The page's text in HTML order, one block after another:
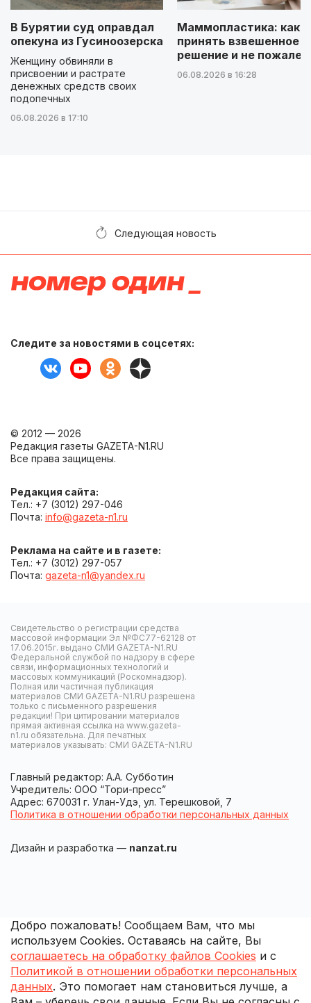
В Бурятии суд оправдал
опекуна из Гусиноозерска
Женщину обвиняли в
присвоении и растрате
денежных средств своих
подопечных
06.08.2026 в 17:10
Маммопластика: как
принять взвешенное
решение и не
06.08.2026 в 16:28
Следующая новость
Следите за новостями в соцсетях:
© 2012 — 2026
Редакция газеты GAZETA-N1.RU
Все права защищены.
Редакция сайта:
Тел.: +7 (3012) 297-046
Почта: info@gazeta-n1.ru
Реклама на сайте и в газете:
Тел.: +7 (3012) 297-057
Почта: gazeta-n1@yandex.ru
Свидетельство о регистрации средства
массовой информации Эл №ФС77-62128 от
17.06.2015г. выдано СМИ GAZETA-N1.RU
Федеральной службой по надзору в сфере
связи, информационных технологий и
массовых коммуникаций (Роскомнадзор).
Полная или частичная публикация
материалов СМИ GAZETA-N1.RU разрешена
только с письменного разрешения
редакции! При цитировании материалов
прямая активная ссылка на www.gazeta-
n1.ru обязательна. Для печатных
материалов указывать: СМИ GAZETA-N1.RU
Главный редактор: А.А. Субботин
Учредитель: ООО “Тори-пресс”
Адрес: 670031 г. Улан-Удэ, ул. Терешковой, 7
Политика в отношении обработки персональных данных
Дизайн и разработка — nanzat.ru
Добро пожаловать! Сообщаем Вам, что мы
используем Cookies. Оставаясь на сайте, Вы
соглашаетесь на обработку файлов Cookies и с
Политикой в отношении обработки персональных
данных. Это помогает нам становиться лучше, а